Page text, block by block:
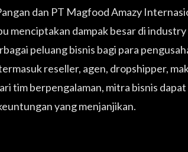
dan PT Magfood Amazy
menciptakan dampak besar di
peluang bisnis bagi para
reseller, agen, dropshipper,
tim berpengalaman, mitra bisnis
yang menjanjikan.